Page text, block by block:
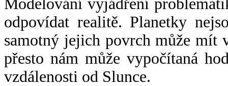
Modelování vyjádření
odpovídat realitě. Planetky
samotný jejich povrch může mít
přesto nám může vypočítaná
vzdálenosti od Slunce.